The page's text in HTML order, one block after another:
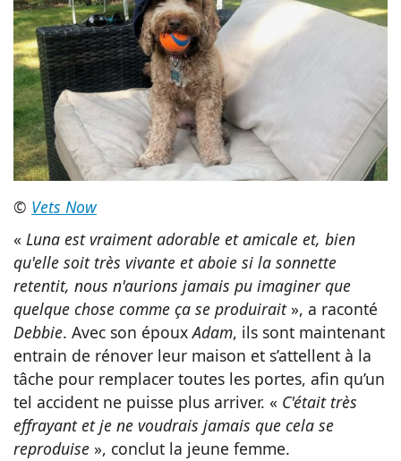
© Vets Now
« Luna est vraiment adorable et amicale et, bien
qu'elle soit très vivante et aboie si la sonnette
retentit, nous n'aurions jamais pu imaginer que
quelque chose comme ça se produirait», a raconté
Debbie. Avec son épouxAdam, ils sont maintenant
entrain de rénover leur maison et s’attellent à la
tâche pour remplacer toutes les portes, afin qu’un
tel accident ne puisse plus arriver. « C'était très
effrayant et je ne voudrais jamais que cela se
reproduise », conclut la jeune femme.